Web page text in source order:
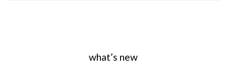
what’s new